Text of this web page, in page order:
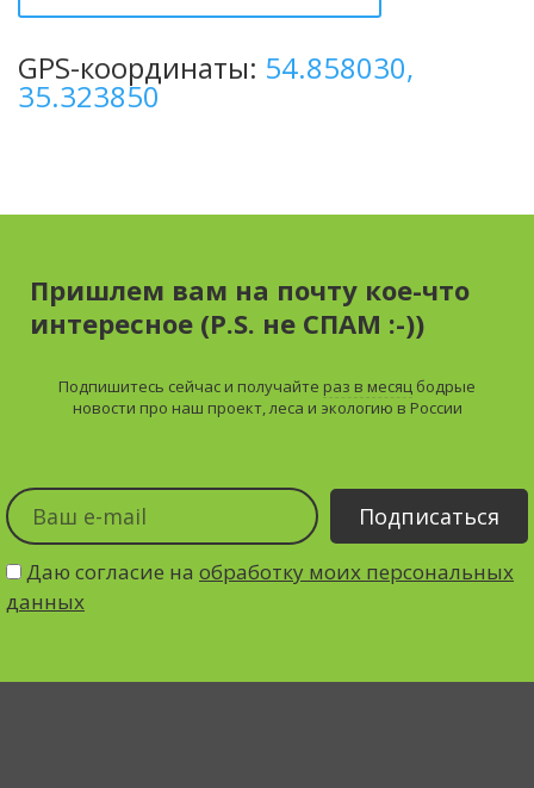
GPS-координаты: 54.858030,
35.323850
Пришлем вам на почту кое-что
интересное (P.S. не СПАМ :-))
Подпишитесь сейчас и получайте раз в месяц бодрые
новости про наш проект, леса и экологию в России
Даю согласие на обработку моих персональных
данных